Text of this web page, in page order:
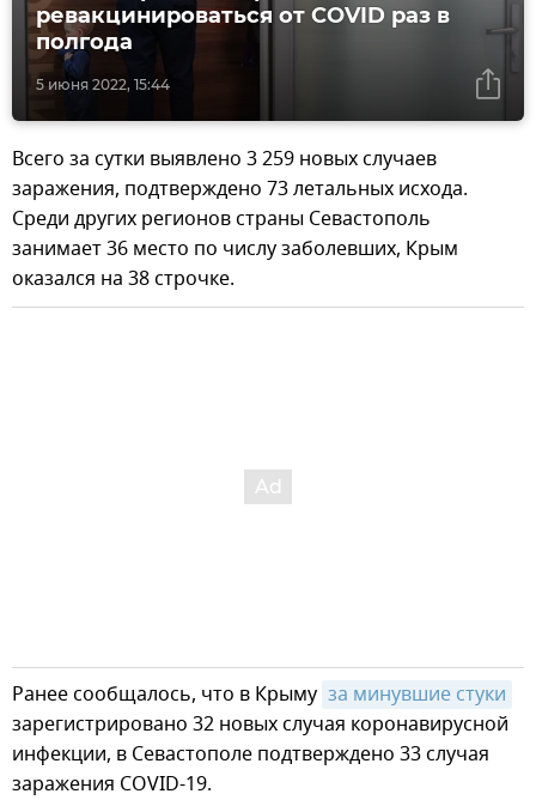
5 июня 2022, 15:44
ревакцинироваться от COVID раз в
полгода
Всего за сутки выявлено 3 259 новых случаев
заражения, подтверждено 73 летальных исхода.
Среди других регионов страны Севастополь
занимает 36 место по числу заболевших, Крым
оказался на 38 строчке.
Ранее сообщалось, что в Крыму за минувшие стуки
зарегистрировано 32 новых случая коронавирусной
инфекции, в Севастополе подтверждено 33 случая
заражения COVID-19.